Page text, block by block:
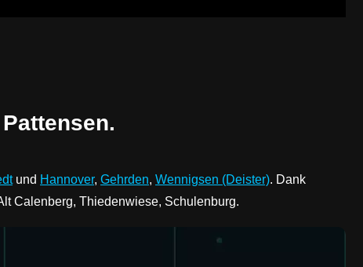
und Hannover, Gehrden, Wennigsen (Deister). Dank
Calenberg, Thiedenwiese, Schulenburg.